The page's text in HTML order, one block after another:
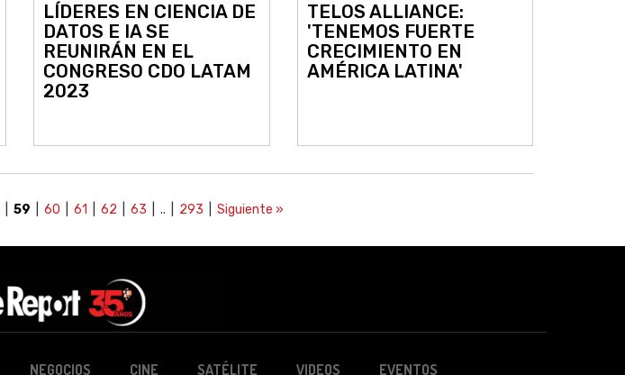
LÍDERES EN CIENCIA DE
DATOS E IA SE
REUNIRÁN EN EL
CONGRESO CDO LATAM
2023
TELOS ALLIANCE:
'TENEMOS FUERTE
CRECIMIENTO EN
AMÉRICA LATINA'
59 60 61 62 63 | .. | 293 Siguiente »
NEGOCIOS CINE SATÉLITE VIDEOS EVENTOS